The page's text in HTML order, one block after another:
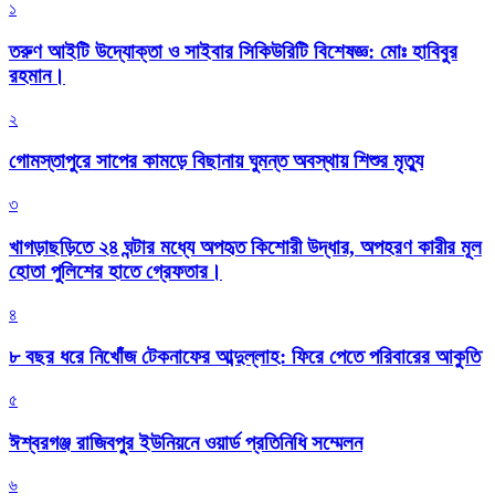
১
তরুণ আইটি উদ্যোক্তা ও সাইবার সিকিউরিটি বিশেষজ্ঞ: মোঃ হাবিবুর
রহমান।
২
গোমস্তাপুরে সাপের কামড়ে বিছানায় ঘুমন্ত অবস্থায় শিশুর মৃত্যু
৩
খাগড়াছড়িতে ২৪ ঘন্টার মধ্যে অপহৃত কিশোরী উদ্ধার, অপহরণ কারীর মূল
হোতা পুলিশের হাতে গ্রেফতার।
৪
৮ বছর ধরে নিখোঁজ টেকনাফের আব্দুল্লাহ: ফিরে পেতে পরিবারের আকুতি
৫
ঈশ্বরগঞ্জ রাজিবপুর ইউনিয়নে ওয়ার্ড প্রতিনিধি সম্মেলন
৬